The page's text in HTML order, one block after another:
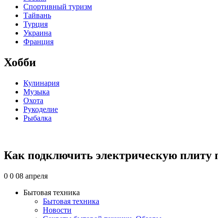
Спортивный туризм
Тайвань
Турция
Украина
Франция
Хобби
Кулинария
Музыка
Охота
Рукоделие
Рыбалка
Как подключить электрическую плиту
0 0 08 апреля
Бытовая техника
Бытовая техника
Новости